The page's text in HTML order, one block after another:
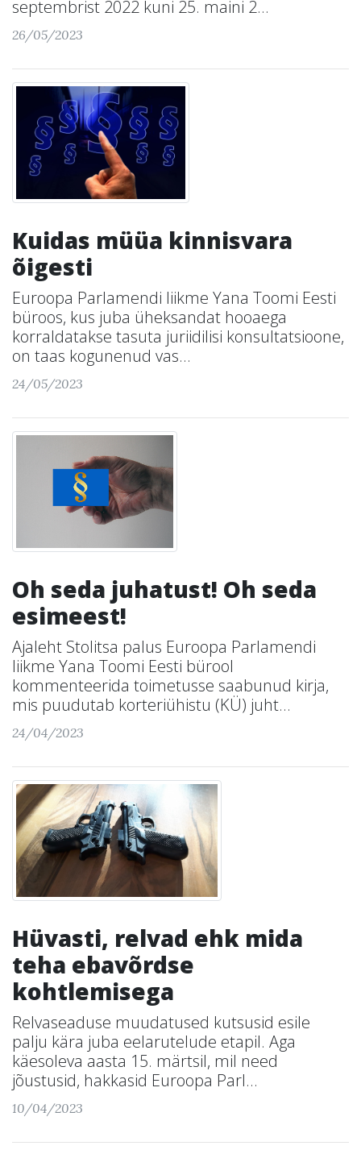
septembrist 2022 kuni 25. maini 2...
26/05/2023
Kuidas müüa kinnisvara
õigesti
Euroopa Parlamendi liikme Yana Toomi Eesti
büroos, kus juba üheksandat hooaega
korraldatakse tasuta juriidilisi konsultatsioone,
on taas kogunenud vas...
24/05/2023
Oh seda juhatust! Oh seda
esimeest!
Ajaleht Stolitsa palus Euroopa Parlamendi
liikme Yana Toomi Eesti bürool
kommenteerida toimetusse saabunud kirja,
mis puudutab korteriühistu (KÜ) juht...
24/04/2023
Hüvasti, relvad ehk mida
teha ebavõrdse
kohtlemisega
Relvaseaduse muudatused kutsusid esile
palju kära juba eelarutelude etapil. Aga
käesoleva aasta 15. märtsil, mil need
jõustusid, hakkasid Euroopa Parl...
10/04/2023